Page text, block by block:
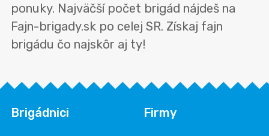
ponuky. Najväčší počet brigád nájdeš na
Fajn-brigady.sk po celej SR. Získaj fajn
brigádu čo najskôr aj ty!
Brigádnici Firmy